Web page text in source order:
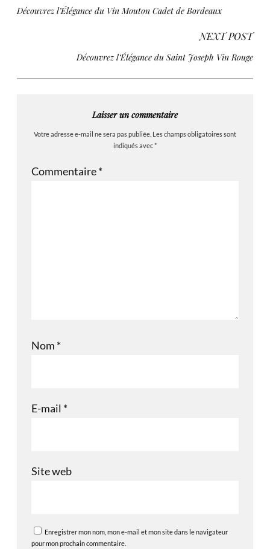
Découvrez l’Élégance du Vin Mouton Cadet de Bordeaux
NEXT POST
Découvrez l’Élégance du Saint Joseph Vin Rouge
Laisser un commentaire
Votre adresse e-mail ne sera pas publiée. Les champs obligatoires sont
indiqués avec*
Commentaire*
Nom *
E-mail *
Site web
Enregistrer mon nom, mon e-mail et mon site dans le navigateur
pour mon prochain commentaire.